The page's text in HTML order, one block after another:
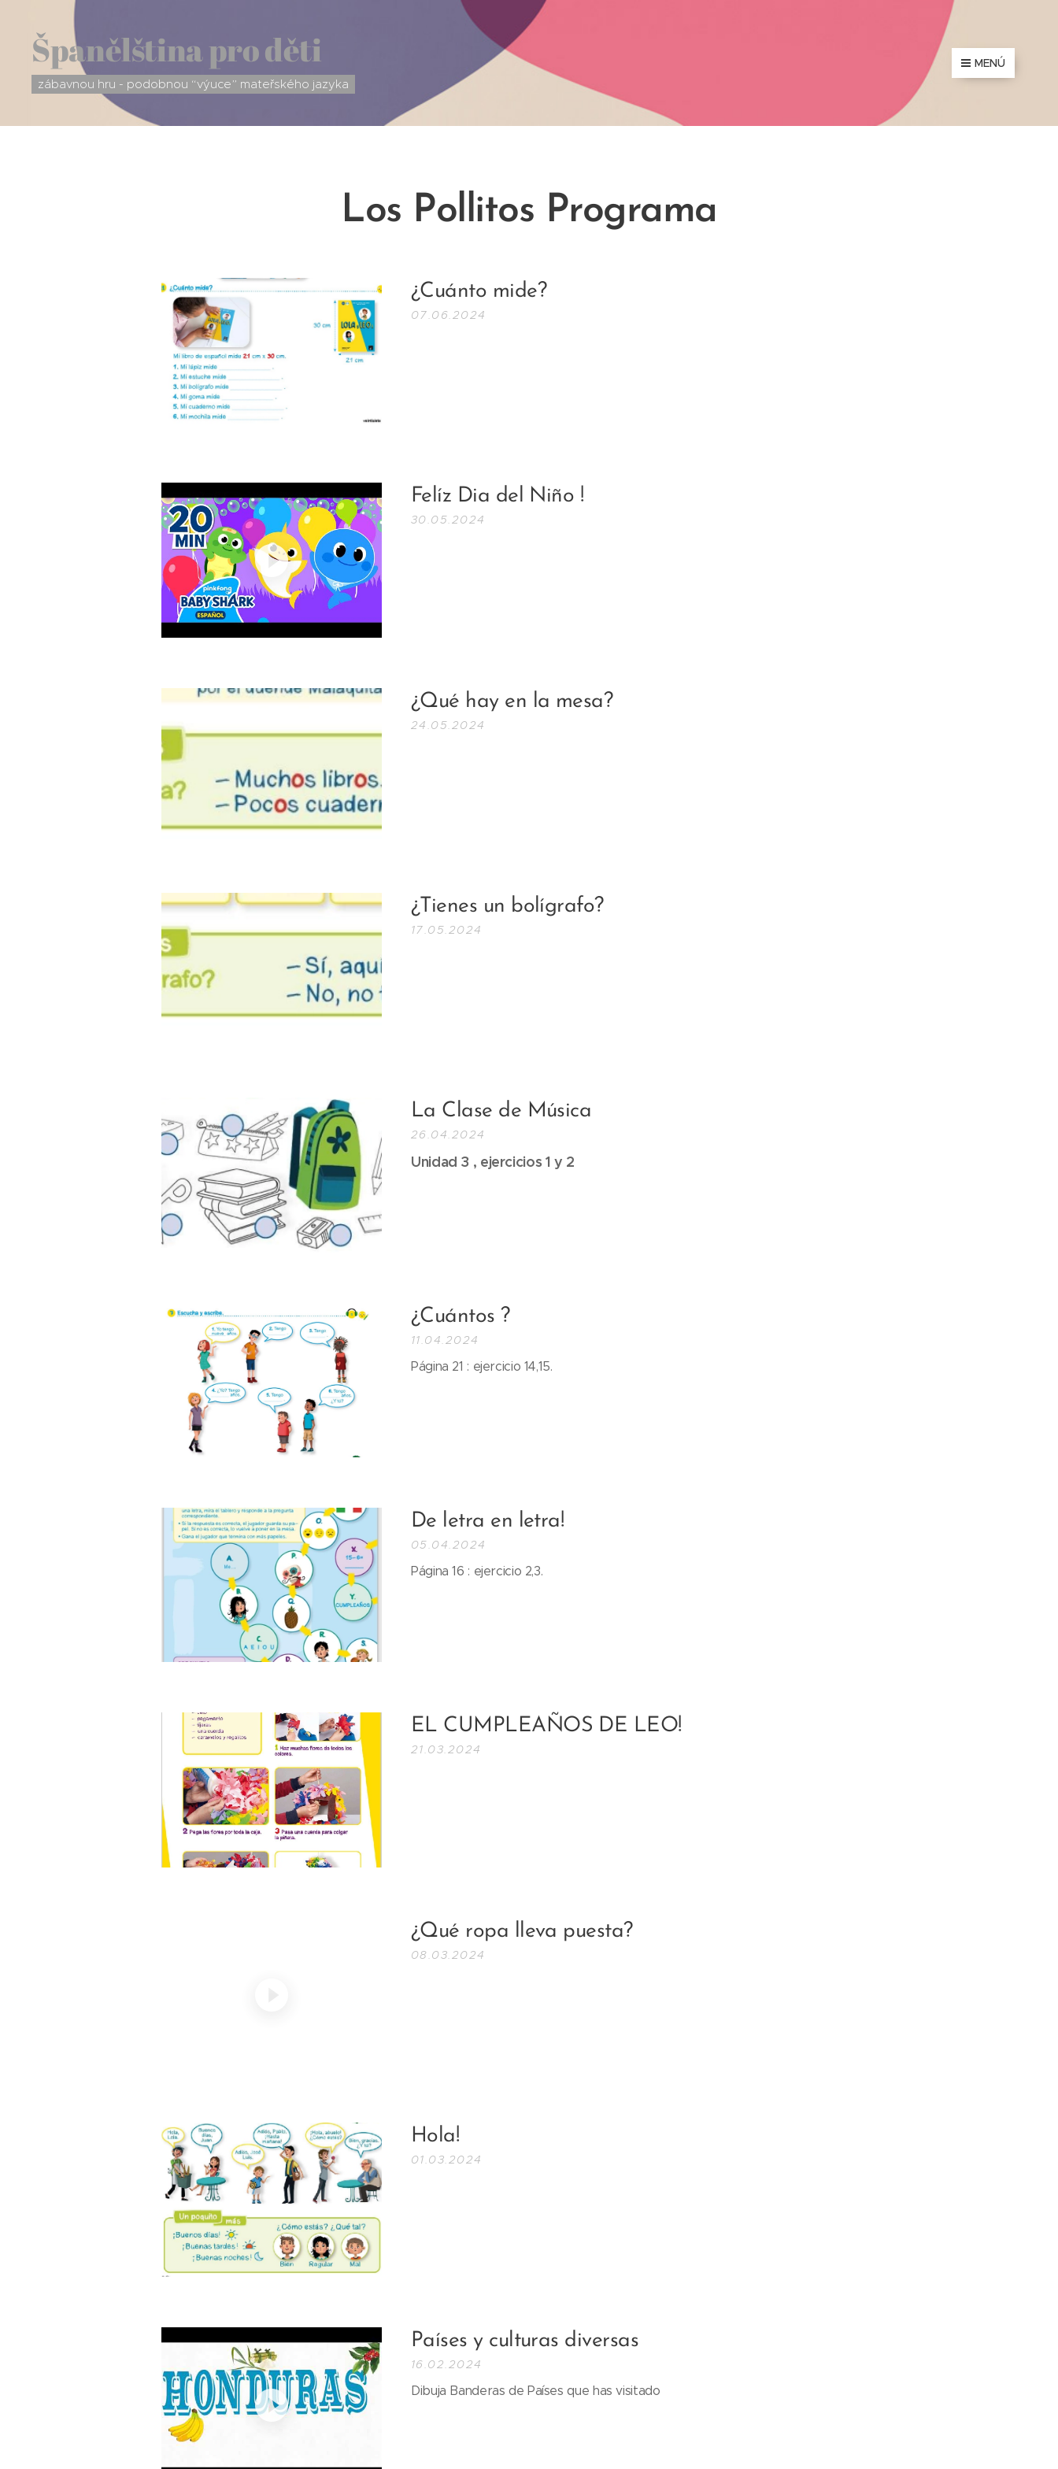
Španělština pro děti
zábavnou hru - podobnou “výuce” mateřského jazyka
MENÚ
Los Pollitos Programa
¿Cuánto mide?
07.06.2024
Felíz Dia del Niño !
30.05.2024
¿Qué hay en la mesa?
24.05.2024
¿Tienes un bolígrafo?
17.05.2024
La Clase de Música
26.04.2024
Unidad 3 , ejercicios 1 y 2
¿Cuántos ?
11.04.2024
Página 21 : ejercicio 14,15.
De letra en letra!
05.04.2024
Página 16 : ejercicio 2,3.
EL CUMPLEAÑOS DE LEO!
21.03.2024
¿Qué ropa lleva puesta?
08.03.2024
Hola!
01.03.2024
Países y culturas diversas
16.02.2024
Dibuja Banderas de Países que has visitado